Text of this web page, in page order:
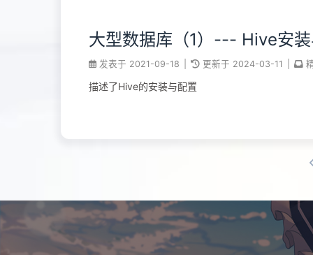
大型数据库（1）--- Hive安
发表于 2021-09-18 更新于 2024-03-11
描述了Hive的安装与配置